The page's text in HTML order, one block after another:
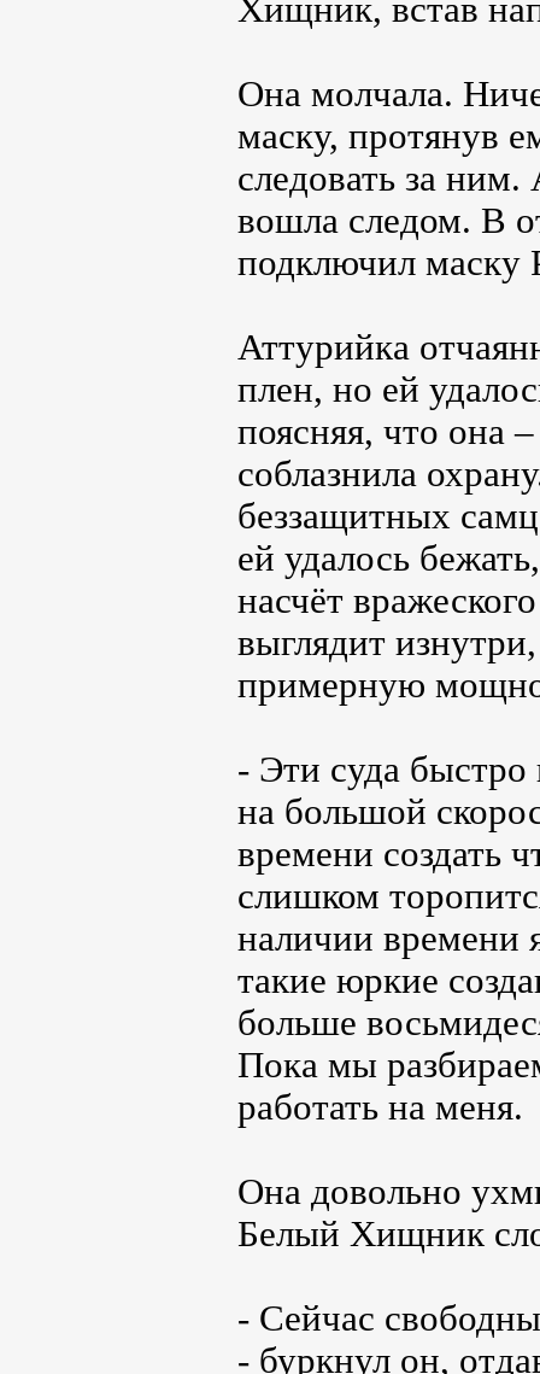
Хищник, встав
Она молчала.
маску, протянув
следовать за
вошла следом. В
подключил маску
Аттурийка
плен, но ей
поясняя, что она
соблазнила
беззащитных
ей удалось
насчёт
выглядит
примерную
- Эти суда
на большой
времени создать
слишком
наличии времени
такие юркие
больше
Пока мы
работать на меня.
Она довольно
Белый Хищник
- Сейчас
- буркнул он,